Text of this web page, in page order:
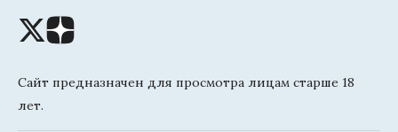
Сайт предназначен для просмотра лицам старше 18
лет.